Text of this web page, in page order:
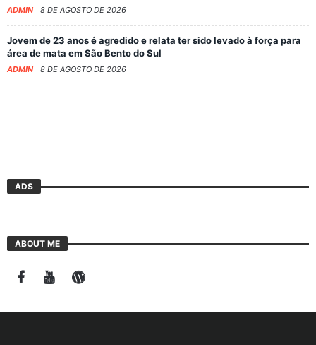
ADMIN 8 DE AGOSTO DE 2026
Jovem de 23 anos é agredido e relata ter sido levado à força para
área de mata em São Bento do Sul
ADMIN 8 DE AGOSTO DE 2026
ADS
ABOUT ME